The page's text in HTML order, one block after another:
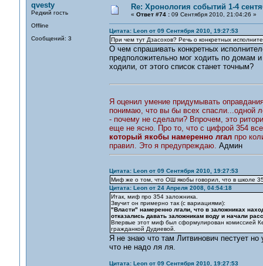
qvesty
Редкий гость
Offline
Сообщений: 3
Re: Хронология событий 1-4
« Ответ #74 :09 Сентября 2010, 21:04:26 »
Цитата: Leon от 09 Сентября 2010, 19:27:53
При чем тут Дзасохов? Речь о конкретных
О чем спрашивать конкретных
предположительно мог ходить по домам
ходили, от этого список станет точным?
Я оценил умение придумывать
понимаю, что вы бы всех спасли...одной
- почему не сделали? Впрочем, это
еще не ясно. Про то, что с цифрой 354
который якобы намеренно лгалпро
правил. Это я предупреждаю. Админ
Цитата: Leon от 09 Сентября 2010, 19:27:53
Миф же о том, что ОШ якобы говорил, что в школе
Цитата: Leon от 24 Апреля 2008, 04:54:18
Итак, миф про 354 заложника.
Звучит он примерно так (с вариациями):
"Власти" намеренно лгали, что в заложниках
отказались давать заложникам воду и начали
Впервые этот миф был сформулирован комиссией
гражданкой Дудиевой.
Я не знаю что там Литвинович пестует
что не надо ля ля.
Цитата: Leon от 09 Сентября 2010, 19:27:53